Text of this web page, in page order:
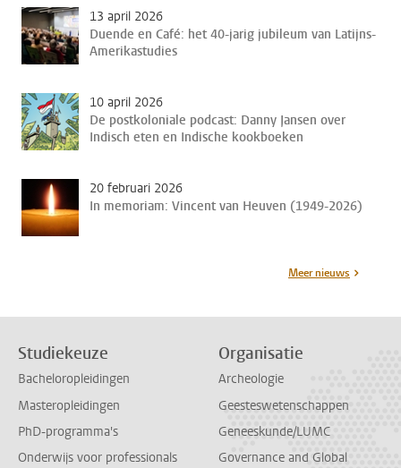
13 april 2026
Duende en Café: het 40-jarig jubileum van Latijns-
Amerikastudies
10 april 2026
De postkoloniale podcast: Danny Jansen over
Indisch eten en Indische kookboeken
20 februari 2026
In memoriam: Vincent van Heuven (1949-2026)
Meer nieuws
Studiekeuze
Bacheloropleidingen
Masteropleidingen
PhD-programma's
Onderwijs voor professionals
Organisatie
Archeologie
Geesteswetenschappen
Geneeskunde/LUMC
Governance and Global